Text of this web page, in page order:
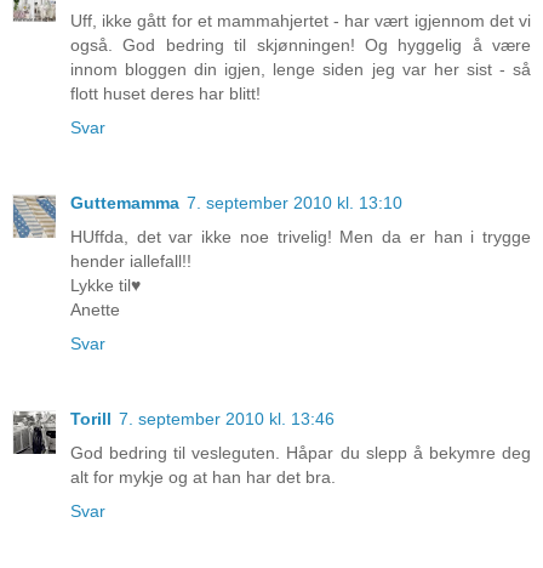
Uff, ikke gått for et mammahjertet - har vært igjennom det vi
også. God bedring til skjønningen! Og hyggelig å være
innom bloggen din igjen, lenge siden jeg var her sist - så
flott huset deres har blitt!
Svar
Guttemamma 7. september 2010 kl. 13:10
HUffda, det var ikke noe trivelig! Men da er han i trygge
hender iallefall!!
Lykke til♥
Anette
Svar
Torill 7. september 2010 kl. 13:46
God bedring til vesleguten. Håpar du slepp å bekymre deg
alt for mykje og at han har det bra.
Svar